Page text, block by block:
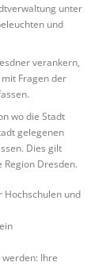
unter
und
verankern,
Fragen der
wo die Stadt
gelegenen
Dies gilt
Dresden.
Hochschulen und
Ihre